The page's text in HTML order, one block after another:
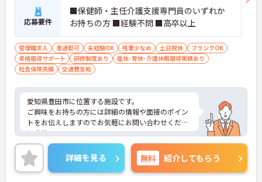
応募要件
■保健師・主任介護支援専門員のいずれか
お持ちの方 ■経験不問 ■高卒以上
管理職求人 車通勤可 未経験OK 残業少なめ 土日祝休
ブランクOK
資格取得サポート
研修制度あり
産休･育休･介護休暇取得実績あり
社会保険完備
交通費支給
愛知県豊田市に位置する施設です。
ご興味をお持ちの方には詳細の情報や面接のポイン
トをお伝えしますのでお気軽にお問い合わせくださ
いませ。
詳細を見る 無料 紹介してもらう